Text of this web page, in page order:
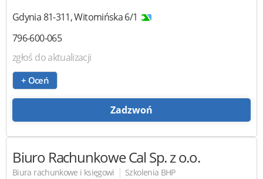
Gdynia81-311,Witomińska 6/1
796-600-065
zgłoś do aktualizacji
+ Oceń
Zadzwoń
Biuro Rachunkowe Cal Sp. z o.o.
Biura rachunkowe i księgowi | Szkolenia BHP